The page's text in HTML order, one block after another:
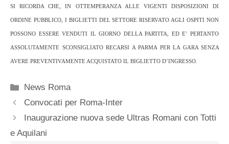
SI RICORDA CHE, IN OTTEMPERANZA ALLE VIGENTI DISPOSIZIONI DI
ORDINE PUBBLICO, I BIGLIETTI DEL SETTORE RISERVATO AGLI OSPITI NON
POSSONO ESSERE VENDUTI IL GIORNO DELLA PARTITA, ED E’ PERTANTO
ASSOLUTAMENTE SCONSIGLIATO RECARSI A PARMA PER LA GARA SENZA
AVERE PREVENTIVAMENTE ACQUISTATO IL BIGLIETTO D’INGRESSO.
Categorie
News Roma
Convocati per Roma-Inter
Inaugurazione nuova sede Ultras Romani con Totti
e Aquilani